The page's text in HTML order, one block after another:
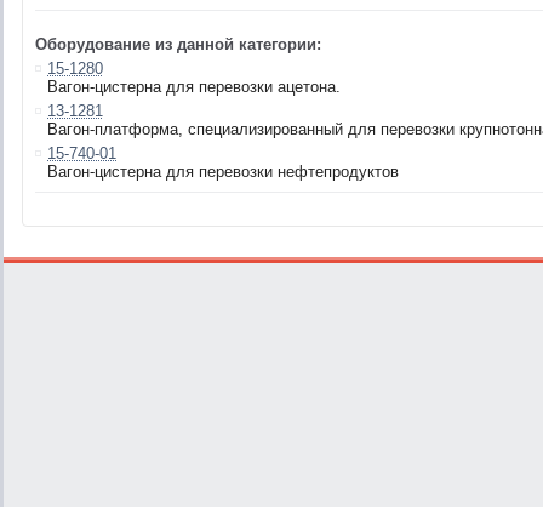
Оборудование из данной категории:
15-1280
Вагон-цистерна для перевозки ацетона.
13-1281
Вагон-платформа, специализированный для перевозки
15-740-01
Вагон-цистерна для перевозки нефтепродуктов